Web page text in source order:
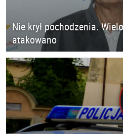
Nie krył pochodzenia.
atakowano